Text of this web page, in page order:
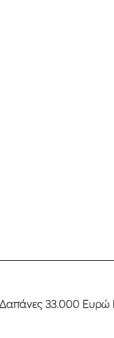
33.000 Ευρώ